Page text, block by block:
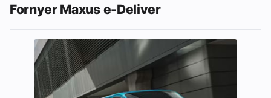
Fornyer Maxus e-Deliver